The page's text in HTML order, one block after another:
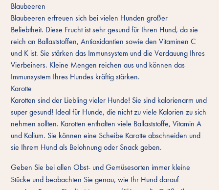
Blaubeeren
Blaubeeren erfreuen sich bei vielen Hunden großer
Beliebtheit. Diese Frucht ist sehr gesund für Ihren Hund, da sie
reich an Ballaststoffen, Antioxidantien sowie den Vitaminen C
und K ist. Sie stärken das Immunsystem und die Verdauung Ihres
Vierbeiners. Kleine Mengen reichen aus und können das
Immunsystem Ihres Hundes kräftig stärken.
Karotte
Karotten sind der Liebling vieler Hunde! Sie sind kalorienarm und
super gesund! Ideal für Hunde, die nicht zu viele Kalorien zu sich
nehmen sollten. Karotten enthalten viele Ballaststoffe, Vitamin A
und Kalium. Sie können eine Scheibe Karotte abschneiden und
sie Ihrem Hund als Belohnung oder Snack geben.
Geben Sie bei allen Obst- und Gemüsesorten immer kleine
Stücke und beobachten Sie genau, wie Ihr Hund darauf